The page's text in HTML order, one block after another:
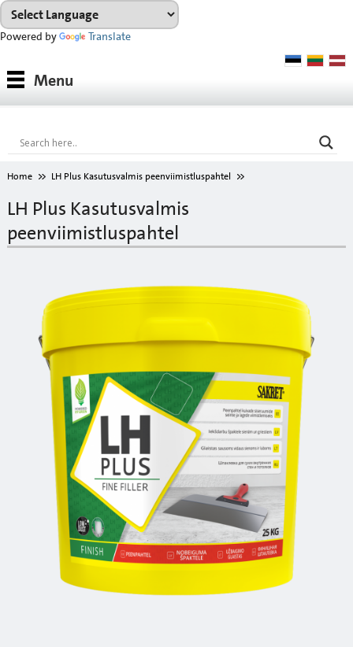
Powered by Translate
Tooted
Tootesüsteemid
Konsultatsioon
Referentsobjektid
Allalaadimiseks
VÄRVIKAART
Menu
Home LH Plus Kasutusvalmis peenviimistluspahtel
LH Plus Kasutusvalmis
peenviimistluspahtel